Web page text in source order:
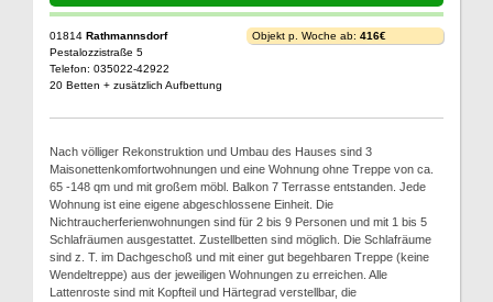
01814 Rathmannsdorf
Pestalozzistraße 5
Telefon: 035022-42922
20 Betten + zusätzlich Aufbettung
Objekt p. Woche ab: 416€
Nach völliger Rekonstruktion und Umbau des Hauses sind 3
Maisonettenkomfortwohnungen und eine Wohnung ohne Treppe von ca.
65 -148 qm und mit großem möbl. Balkon 7 Terrasse entstanden. Jede
Wohnung ist eine eigene abgeschlossene Einheit. Die
Nichtraucherferienwohnungen sind für 2 bis 9 Personen und mit 1 bis 5
Schlafräumen ausgestattet. Zustellbetten sind möglich. Die Schlafräume
sind z. T. im Dachgeschoß und mit einer gut begehbaren Treppe (keine
Wendeltreppe) aus der jeweiligen Wohnungen zu erreichen. Alle
Lattenroste sind mit Kopfteil und Härtegrad verstellbar, die